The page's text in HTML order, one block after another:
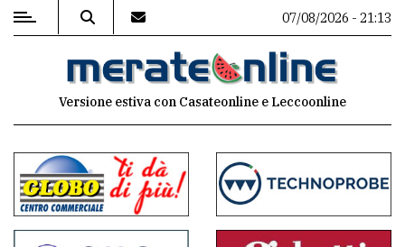
MENU
commenti
Contenuti
07/08/2026 - 21:13
Versione estiva con Casateonline e Leccoonline